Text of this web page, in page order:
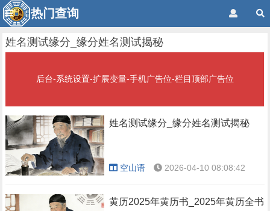
热门查询
姓名测试缘分_缘分姓名测试揭秘
后台-系统设置-扩展变量-手机广告位-栏目顶部广告位
姓名测试缘分_缘分姓名测试揭秘
空山语 2026-04-10 08:08:42
黄历2025年黄历书_2025年黄历全书